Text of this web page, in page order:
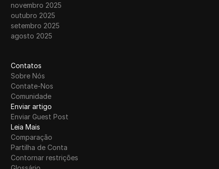
novembro 2025
outubro 2025
setembro 2025
agosto 2025
Contatos
Sobre Nós
Contate-Nos
Comunidade
Enviar artigo
Enviar Guest Post
Leia Mais
Comparação
Partilha de Conta
Contornar restrições